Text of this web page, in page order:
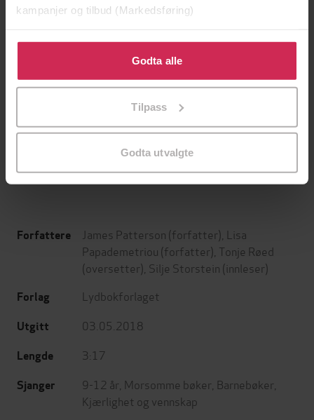
kampanjer og tilbud (Markedsføring)
Klikk på «Godta alle» for å gi oss ditt samtykke til å
bruke cookies for alle disse formålene. Du kan også
tilpasse ditt samtykke til spesifikke formål ved å klikke
Godta alle
Tilpass
Godta utvalgte
Elefanten som gjerne ville sove
Snøsøsteren
Forfattere James Patterson (forfatter),
Lisa
Papademetriou (forfatter), Tonje Røed
(oversetter), Silje Storstein (innleser)
Forlag Lydbokforlaget
Utgitt 03.05.2018
Lengde 3:17
Sjanger 9-12 år Morsomme bøker Barnebøker
Kjærlighet og vennskap